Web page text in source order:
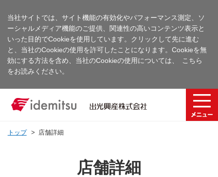
当社サイトでは、サイト機能の有効化やパフォーマンス測定、ソ
ーシャルメディア機能のご提供、関連性の高いコンテンツ表示と
いった目的でCookieを使用しています。クリックして先に進む
と、当社のCookieの使用を許可したことになります。Cookieを無
効にする方法を含め、当社のCookieの使用については、
こちら
をお読みください。
トップ 店舗詳細
店舗詳細